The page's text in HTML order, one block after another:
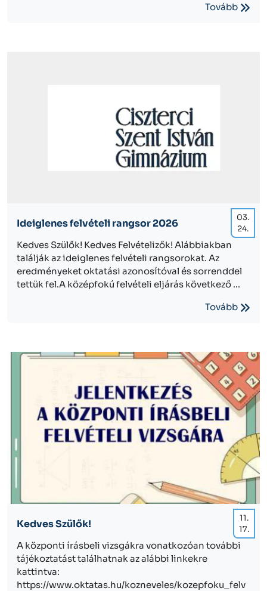
Tovább
03.
24.
Ideiglenes felvételi rangsor 2026
Kedves Szülők! Kedves Felvételizők! Alábbiakban
találják az ideiglenes felvételi rangsorokat. Az
eredményeket oktatási azonosítóval és sorrenddel
tettük fel.A középfokú felvételi eljárás következő ...
Tovább
11.
17.
Kedves Szülők!
A központi írásbeli vizsgákra vonatkozóan további
tájékoztatást találhatnak az alábbi linkekre
kattintva:
https://www.oktatas.hu/kozneveles/kozepfoku_felv